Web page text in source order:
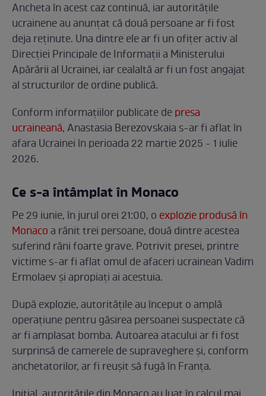
Ancheta în acest caz continuă, iar autoritățile
ucrainene au anunțat că două persoane ar fi fost
deja reținute. Una dintre ele ar fi un ofițer activ al
Direcției Principale de Informații a Ministerului
Apărării al Ucrainei, iar cealaltă ar fi un fost angajat
al structurilor de ordine publică.
Conform informațiilor publicate depresa
ucraineană, Anastasia Berezovskaia s-ar fi aflat în
afara Ucrainei în perioada 22 martie 2025 - 1 iulie
2026.
Ce s-a întâmplat în Monaco
Pe 29 iunie, în jurul orei 21:00, o explozie produsă în
Monacoa rănit trei persoane, două dintre acestea
suferind răni foarte grave. Potrivit presei, printre
victime s-ar fi aflat omul de afaceri ucrainean Vadim
Ermolaev și apropiați ai acestuia.
După explozie, autoritățile au început o amplă
operațiune pentru găsirea persoanei suspectate că
ar fi amplasat bomba. Autoarea atacului ar fi fost
surprinsă de camerele de supraveghere și, conform
anchetatorilor, ar fi reușit să fugă în Franța.